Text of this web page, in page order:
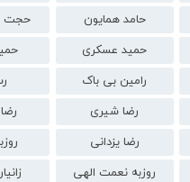
حامد همایون
حجت
حمید عسکری
رامین بی باک
رضا شیری
رضا یزدانی
روزبه نعمت الهی